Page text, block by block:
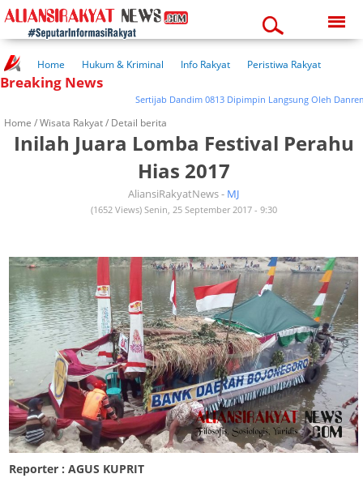
02:43:41 am
Home Hukum & Kriminal Info Rakyat
Peristiwa Rakyat
Kuliner Rakyat
Wisata Rakyat
Breaking News
Sertijab Dandim 0813 Dipimpin Langsung Oleh Danrem
Home /Wisata Rakyat/ Detail berita
Inilah Juara Lomba Festival Perahu
Hias 2017
AliansiRakyatNews - MJ
(1652 Views) Senin, 25 September 2017 - 9:30
Reporter : AGUS KUPRIT